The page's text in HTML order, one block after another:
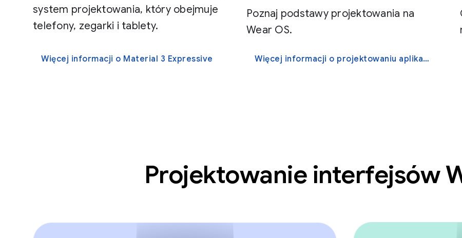
system projektowania, który obejmuje
telefony, zegarki i tablety.
Więcej informacji o Material 3 Expressive
Poznaj podstawy projektowania na
Wear OS.
Więcej informacji o projektowaniu aplikacji na Wear OS
Projektowanie interfejsów